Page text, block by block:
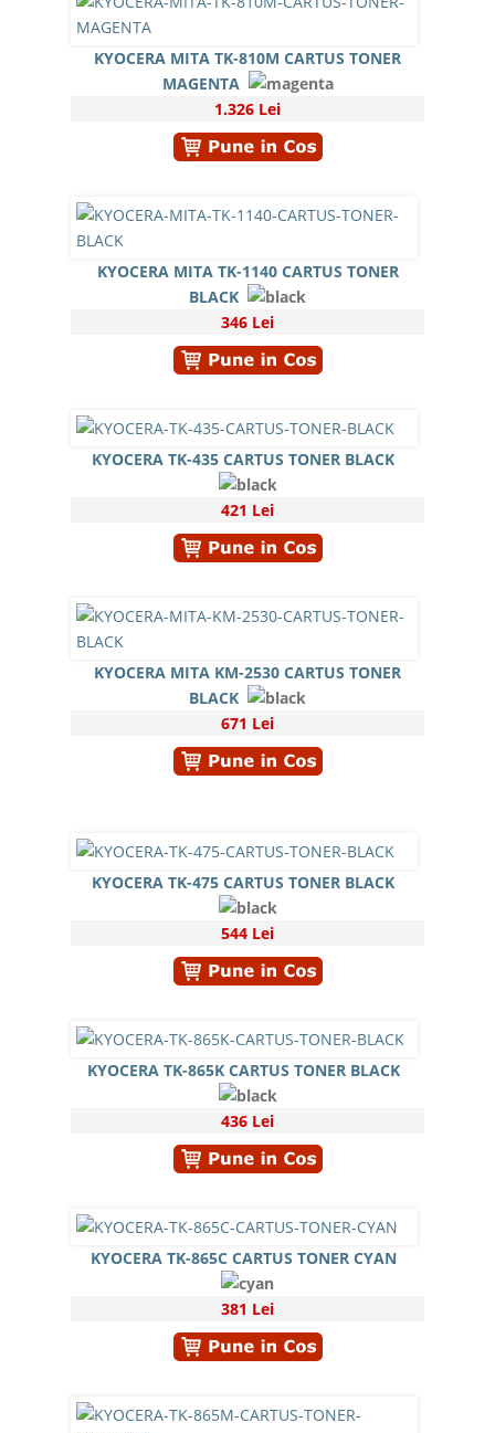
KYOCERA MITA TK-810M CARTUS TONER
MAGENTA
1.326 Lei
KYOCERA MITA TK-1140 CARTUS TONER
BLACK
346 Lei
KYOCERA TK-435 CARTUS TONER BLACK
421 Lei
KYOCERA MITA KM-2530 CARTUS TONER
BLACK
671 Lei
KYOCERA TK-475 CARTUS TONER BLACK
544 Lei
KYOCERA TK-865K CARTUS TONER BLACK
436 Lei
KYOCERA TK-865C CARTUS TONER CYAN
381 Lei